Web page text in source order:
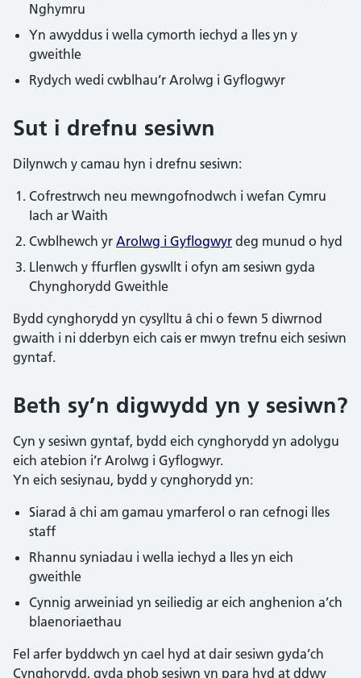
Nghymru
Yn awyddus i wella cymorth iechyd a lles yn y
gweithle
Rydych wedi cwblhau’r Arolwg i Gyflogwyr
Sut i drefnu sesiwn
Dilynwch y camau hyn i drefnu sesiwn:
Cofrestrwch neu mewngofnodwch i wefan Cymru
Iach ar Waith
Cwblhewch yr Arolwg i Gyflogwyr deg munud o hyd
Llenwch y ffurflen gyswllt i ofyn am sesiwn gyda
Chynghorydd Gweithle
Bydd cynghorydd yn cysylltu â chi o fewn 5 diwrnod
gwaith i ni dderbyn eich cais er mwyn trefnu eich sesiwn
gyntaf.
Beth sy’n digwydd yn y sesiwn?
Cyn y sesiwn gyntaf, bydd eich cynghorydd yn adolygu
eich atebion i’r Arolwg i Gyflogwyr.
Yn eich sesiynau, bydd y cynghorydd yn:
Siarad â chi am gamau ymarferol o ran cefnogi lles
staff
Rhannu syniadau i wella iechyd a lles yn eich
gweithle
Cynnig arweiniad yn seiliedig ar eich anghenion a’ch
blaenoriaethau
Fel arfer byddwch yn cael hyd at dair sesiwn gyda’ch
Cynghorydd, gyda phob sesiwn yn para hyd at ddwy